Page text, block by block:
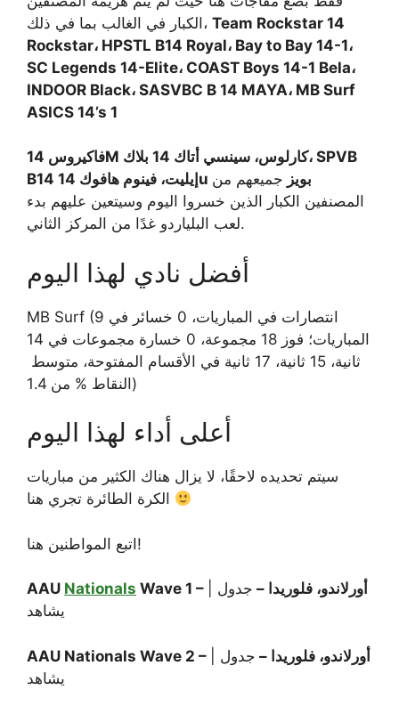
الكبار في الغالب بما في ذلك، Team Rockstar 14
Rockstar، HPSTL B14 Royal، Bay to Bay 14-1،
SC Legends 14-Elite، COAST Boys 14-1 Bela،
INDOOR Black، SASVBC B 14 MAYA، MB Surf
ASICS 14’s 1
فاكيروس 14M كارلوس، سينسي أتاك 14 بلاك، SPVB
B14 إيليت، فينوم هافوك 14u بويز جميعهم من
المصنفين الكبار الذين خسروا اليوم وسيتعين عليهم بدء
لعب البلياردو غدًا من المركز الثاني.
أفضل نادي لهذا اليوم
MB Surf (9 انتصارات في المباريات، 0 خسائر في
المباريات؛ فوز 18 مجموعة، 0 خسارة مجموعات في 14
ثانية، 15 ثانية، 17 ثانية في الأقسام المفتوحة، متوسط ​​
النقاط % من 1.4)
أعلى أداء لهذا اليوم
سيتم تحديده لاحقًا، لا يزال هناك الكثير من مباريات
اتبع المواطنين هنا!
AAU Nationals Wave 1 – أورلاندو، فلوريدا – جدول
يشاهد
AAU Nationals Wave 2 – أورلاندو، فلوريدا – جدول
يشاهد